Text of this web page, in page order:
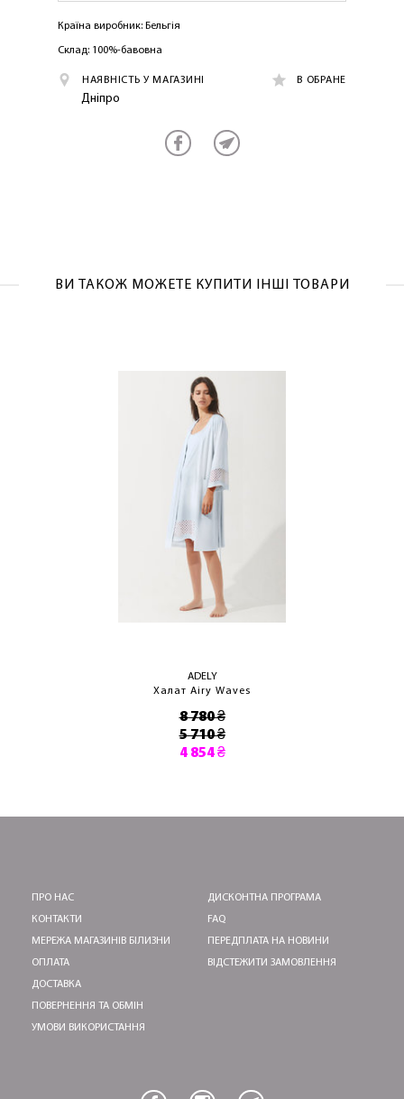
Країна виробник: Бельгія
Склад: 100%-бавовна
НАЯВНІСТЬ У МАГАЗИНІ В ОБРАНЕ
Дніпро
ВИ ТАКОЖ МОЖЕТЕ КУПИТИ ІНШІ ТОВАРИ
ADELY
Халат Airy Waves
8 780 ₴
5 710 ₴
4 854 ₴
ПРО НАС
КОНТАКТИ
МЕРЕЖА МАГАЗИНІВ БІЛИЗНИ
ОПЛАТА
ДОСТАВКА
ПОВЕРНЕННЯ ТА ОБМІН
УМОВИ ВИКОРИСТАННЯ
ДИСКОНТНА ПРОГРАМА
FAQ
ПЕРЕДПЛАТА НА НОВИНИ
ВІДСТЕЖИТИ ЗАМОВЛЕННЯ
ЛАСКАВО ПРОСИМО ДО
NOSOVSKI.COM! ПРИЙМІТЬ ВІД НАС
ПЕРШЕ ПОКУПКУ
ОТРИМАТИ!